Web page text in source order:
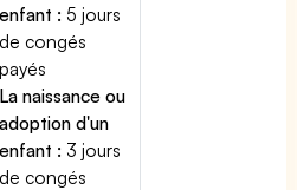
enfant : 5 jours
de congés
payés
La naissance ou
adoption d'un
enfant : 3 jours
de congés